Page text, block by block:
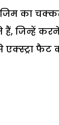
जिम का
करने से
एक्स्ट्रा